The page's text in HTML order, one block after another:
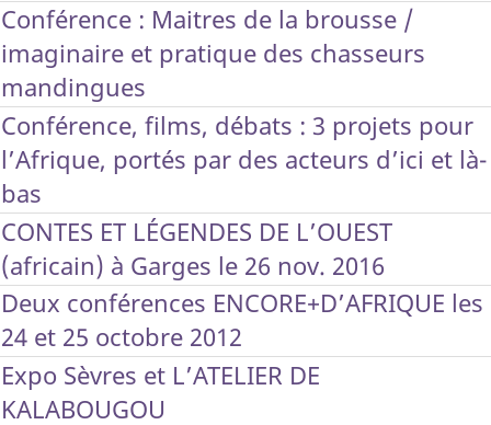
Conférence : Maitres de la brousse /
imaginaire et pratique des chasseurs
mandingues
Conférence, films, débats : 3 projets pour
l’Afrique, portés par des acteurs d’ici et là-
bas
CONTES ET LÉGENDES DE L’OUEST
(africain) à Garges le 26 nov. 2016
Deux conférences ENCORE+D’AFRIQUE les
24 et 25 octobre 2012
Expo Sèvres et L’ATELIER DE
KALABOUGOU